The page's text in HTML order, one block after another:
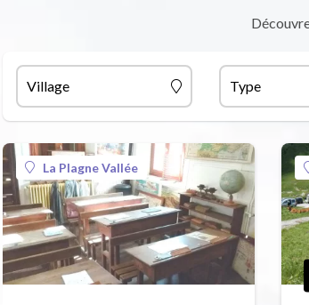
Village Type
La Plagne Vallée